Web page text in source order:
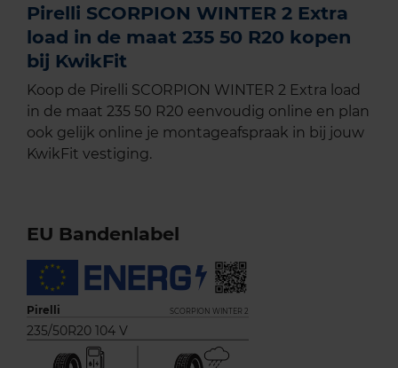
Pirelli SCORPION WINTER 2 Extra
load in de maat 235 50 R20 kopen
bij KwikFit
Koop de Pirelli SCORPION WINTER 2 Extra load
in de maat 235 50 R20 eenvoudig online en plan
ook gelijk online je montageafspraak in bij jouw
KwikFit vestiging.
EU Bandenlabel
Pirelli SCORPION WINTER 2
235/50R20 104 V